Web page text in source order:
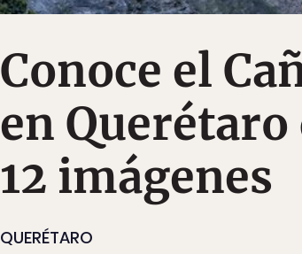
Conoce el
en Querétaro
12 imágenes
QUERÉTARO